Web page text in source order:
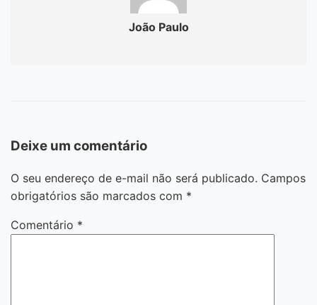
João Paulo
Deixe um comentário
O seu endereço de e-mail não será publicado. Campos
obrigatórios são marcados com *
Comentário *